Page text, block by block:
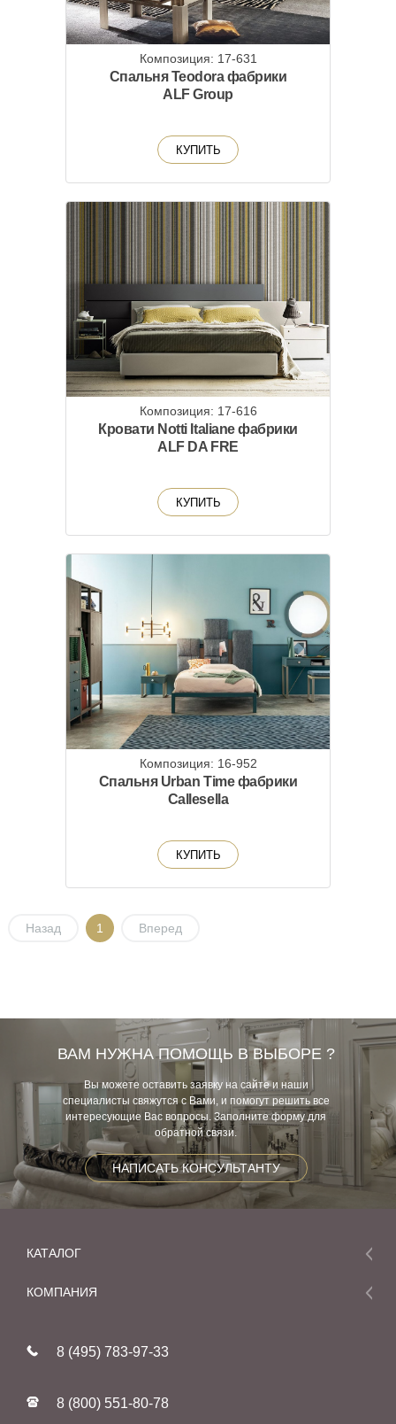
Композиция: 17-631
Спальня Teodora фабрики
ALF Group
КУПИТЬ
Композиция: 17-616
Кровати Notti Italiane фабрики
ALF DA FRE
КУПИТЬ
Композиция: 16-952
Спальня Urban Time фабрики
Callesella
КУПИТЬ
Назад 1 Вперед
ВАМ НУЖНА ПОМОЩЬ В ВЫБОРЕ ?
Вы можете оставить заявку на сайте и наши
специалисты свяжутся с Вами, и помогут решить все
интересующие Вас вопросы. Заполните форму для
обратной связи.
НАПИСАТЬ КОНСУЛЬТАНТУ
КАТАЛОГ
Мебель
Фабрики
КОМПАНИЯ
Реставрация
Контакты
8 (495) 783-97-33
8 (800) 551-80-78